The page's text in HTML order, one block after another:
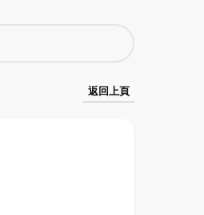
返回上頁